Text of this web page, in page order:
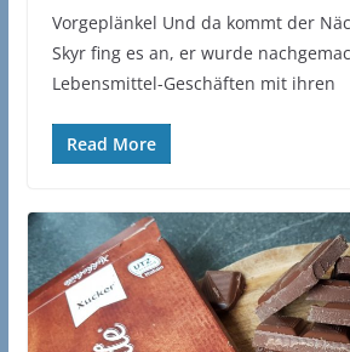
Vorgeplänkel Und da kommt der
Skyr fing es an, er wurde
Lebensmittel-Geschäften mit ihren
Read More